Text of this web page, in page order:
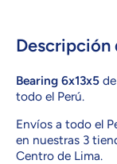
Descripción
Bearing 6x13x5 de
todo el Perú.
Envíos a todo el
en nuestras 3
Centro de Lima.